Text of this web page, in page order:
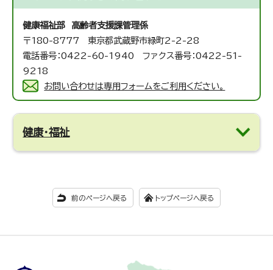
健康福祉部 高齢者支援課管理係
〒180-8777 東京都武蔵野市緑町2-2-28
電話番号：0422-60-1940 ファクス番号：0422-51-
9218
お問い合わせは専用フォームをご利用ください。
健康・福祉
前のページへ戻る トップページへ戻る